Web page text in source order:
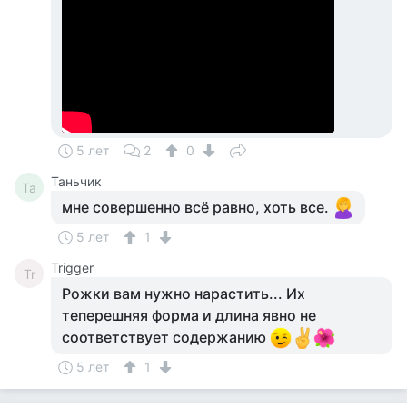
5 лет 2 0
Та Таньчик
мне совершенно всё равно, хоть все.
5 лет 1
Tr Trigger
Рожки вам нужно нарастить... Их
теперешняя форма и длина явно не
соответствует содержанию
5 лет 1